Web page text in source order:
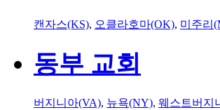
캔자스(KS), 오클라호마(OK), 미주리
동부 교회
버지니아(VA), 뉴욕(NY), 웨스트버지